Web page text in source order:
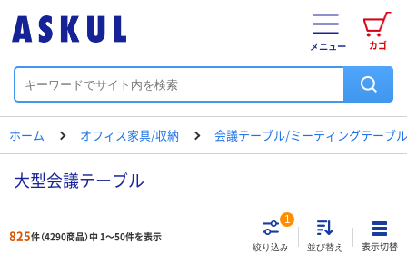
カゴ
メニュー
ホーム オフィス家具/収納 会議テーブル/ミーティングテーブル
大型会議テーブル
825件（4290商品）中 1～50件を表示
絞り込み
1
並び替え 表示切替